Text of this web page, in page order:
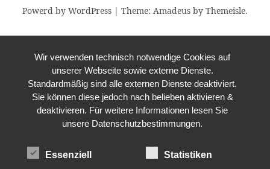
Powerd by WordPress | Theme: Amadeus by Themeisle.
Wir verwenden technisch notwendige Cookies auf
unserer Webseite sowie externe Dienste.
Standardmäßig sind alle externen Dienste deaktiviert.
Sie können diese jedoch nach belieben aktivieren &
deaktivieren. Für weitere Informationen lesen Sie
unsere Datenschutzbestimmungen.
Essenziell Statistiken